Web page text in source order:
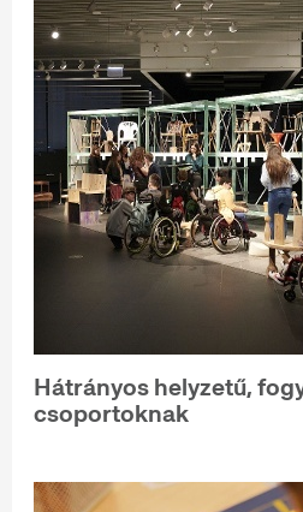
Hátrányos helyzetű,
csoportoknak